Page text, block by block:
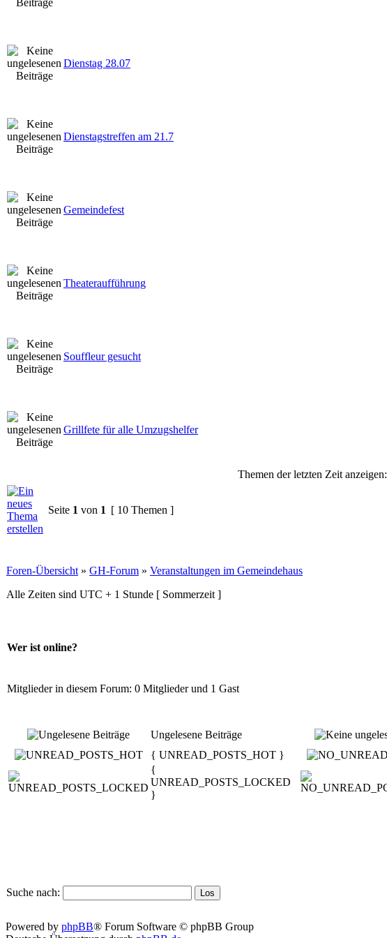
Dienstag 28.07
Dienstagstreffen am 21.7
Gemeindefest
Theateraufführung
Souffleur gesucht
Grillfete für alle Umzugshelfer
Themen der letzten Zeit anzeigen:
Seite 1 von 1 [ 10 Themen ]
Foren-Übersicht » GH-Forum » Veranstaltungen im Gemeindehaus
Alle Zeiten sind UTC + 1 Stunde [ Sommerzeit ]
Wer ist online?
Mitglieder in diesem Forum: 0 Mitglieder und 1 Gast
Ungelesene Beiträge
{ UNREAD_POSTS_HOT }
{
UNREAD_POSTS_LOCKED
}
Suche nach:
Powered by phpBB® Forum Software © phpBB Group